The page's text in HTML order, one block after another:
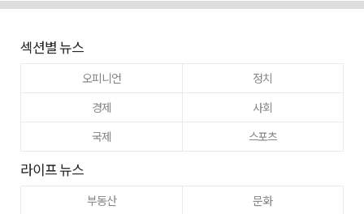
섹션별 뉴스
오피니언
정치
경제
사회
국제
스포츠
라이프 뉴스
부동산 문화